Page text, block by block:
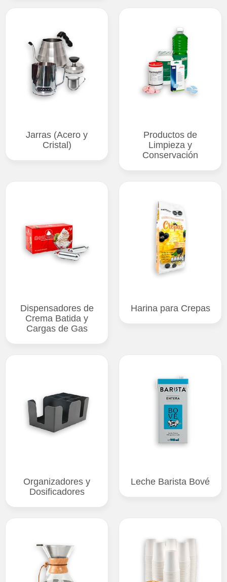
Jarras (Acero y
Cristal)
Productos de
Limpieza y
Conservación
Dispensadores de
Crema Batida y
Cargas de Gas
Harina para Crepas
Organizadores y
Dosificadores
Leche Barista Bové